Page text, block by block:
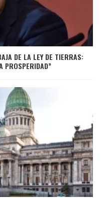
DE LA LEY DE TIERRAS:
PROSPERIDAD”